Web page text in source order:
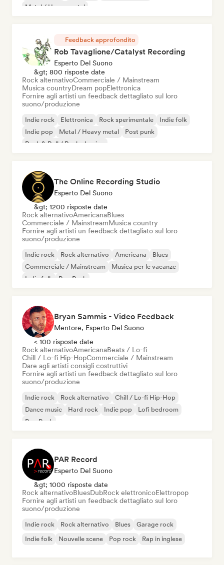
Metal / Heavy metal
Feedback approfondito
Rob Tavaglione/Catalyst Recording
Esperto Del Suono
&gt; 800 risposte date
Rock alternativoCommerciale / Mainstream
Musica countryDream popElettronica
Fornire agli artisti un feedback dettagliato sul loro
suono/produzione
Indie rock Elettronica Rock sperimentale
Indie folk
Indie pop
Metal / Heavy metal
Post punk
Rock & Roll / Rock classico
The Online Recording Studio
Esperto Del Suono
&gt; 1200 risposte date
Rock alternativoAmericanaBlues
Commerciale / MainstreamMusica country
Fornire agli artisti un feedback dettagliato sul loro
suono/produzione
Indie rock Rock alternativo Americana
Blues
Commerciale / Mainstream
Musica per le vacanze
Indie folk
Pop Punk
Bryan Sammis - Video Feedback
Mentore, Esperto Del Suono
< 100 risposte date
Rock alternativoAmericanaBeats / Lo-fi
Chill / Lo-fi Hip-HopCommerciale / Mainstream
Dare agli artisti consigli costruttivi
Fornire agli artisti un feedback dettagliato sul loro
suono/produzione
Indie rock Rock alternativo
Chill / Lo-fi Hip-Hop
Dance music
Hard rock Indie pop
Lofi bedroom
Pop Punk
PAR Record
Esperto Del Suono
&gt; 1000 risposte date
Rock alternativoBluesDubRock elettronicoElettropop
Fornire agli artisti un feedback dettagliato sul loro
suono/produzione
Indie rock Rock alternativo Blues
Garage rock
Indie folk
Nouvelle scene Pop rock Rap in inglese